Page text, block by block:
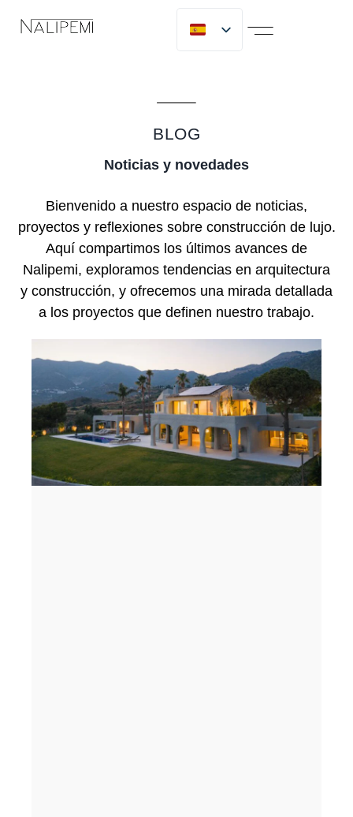
BLOG
Noticias y novedades
Bienvenido a nuestro espacio de noticias,
proyectos y reflexiones sobre construcción de lujo.
Aquí compartimos los últimos avances de
Nalipemi, exploramos tendencias en arquitectura
y construcción, y ofrecemos una mirada detallada
a los proyectos que definen nuestro trabajo.